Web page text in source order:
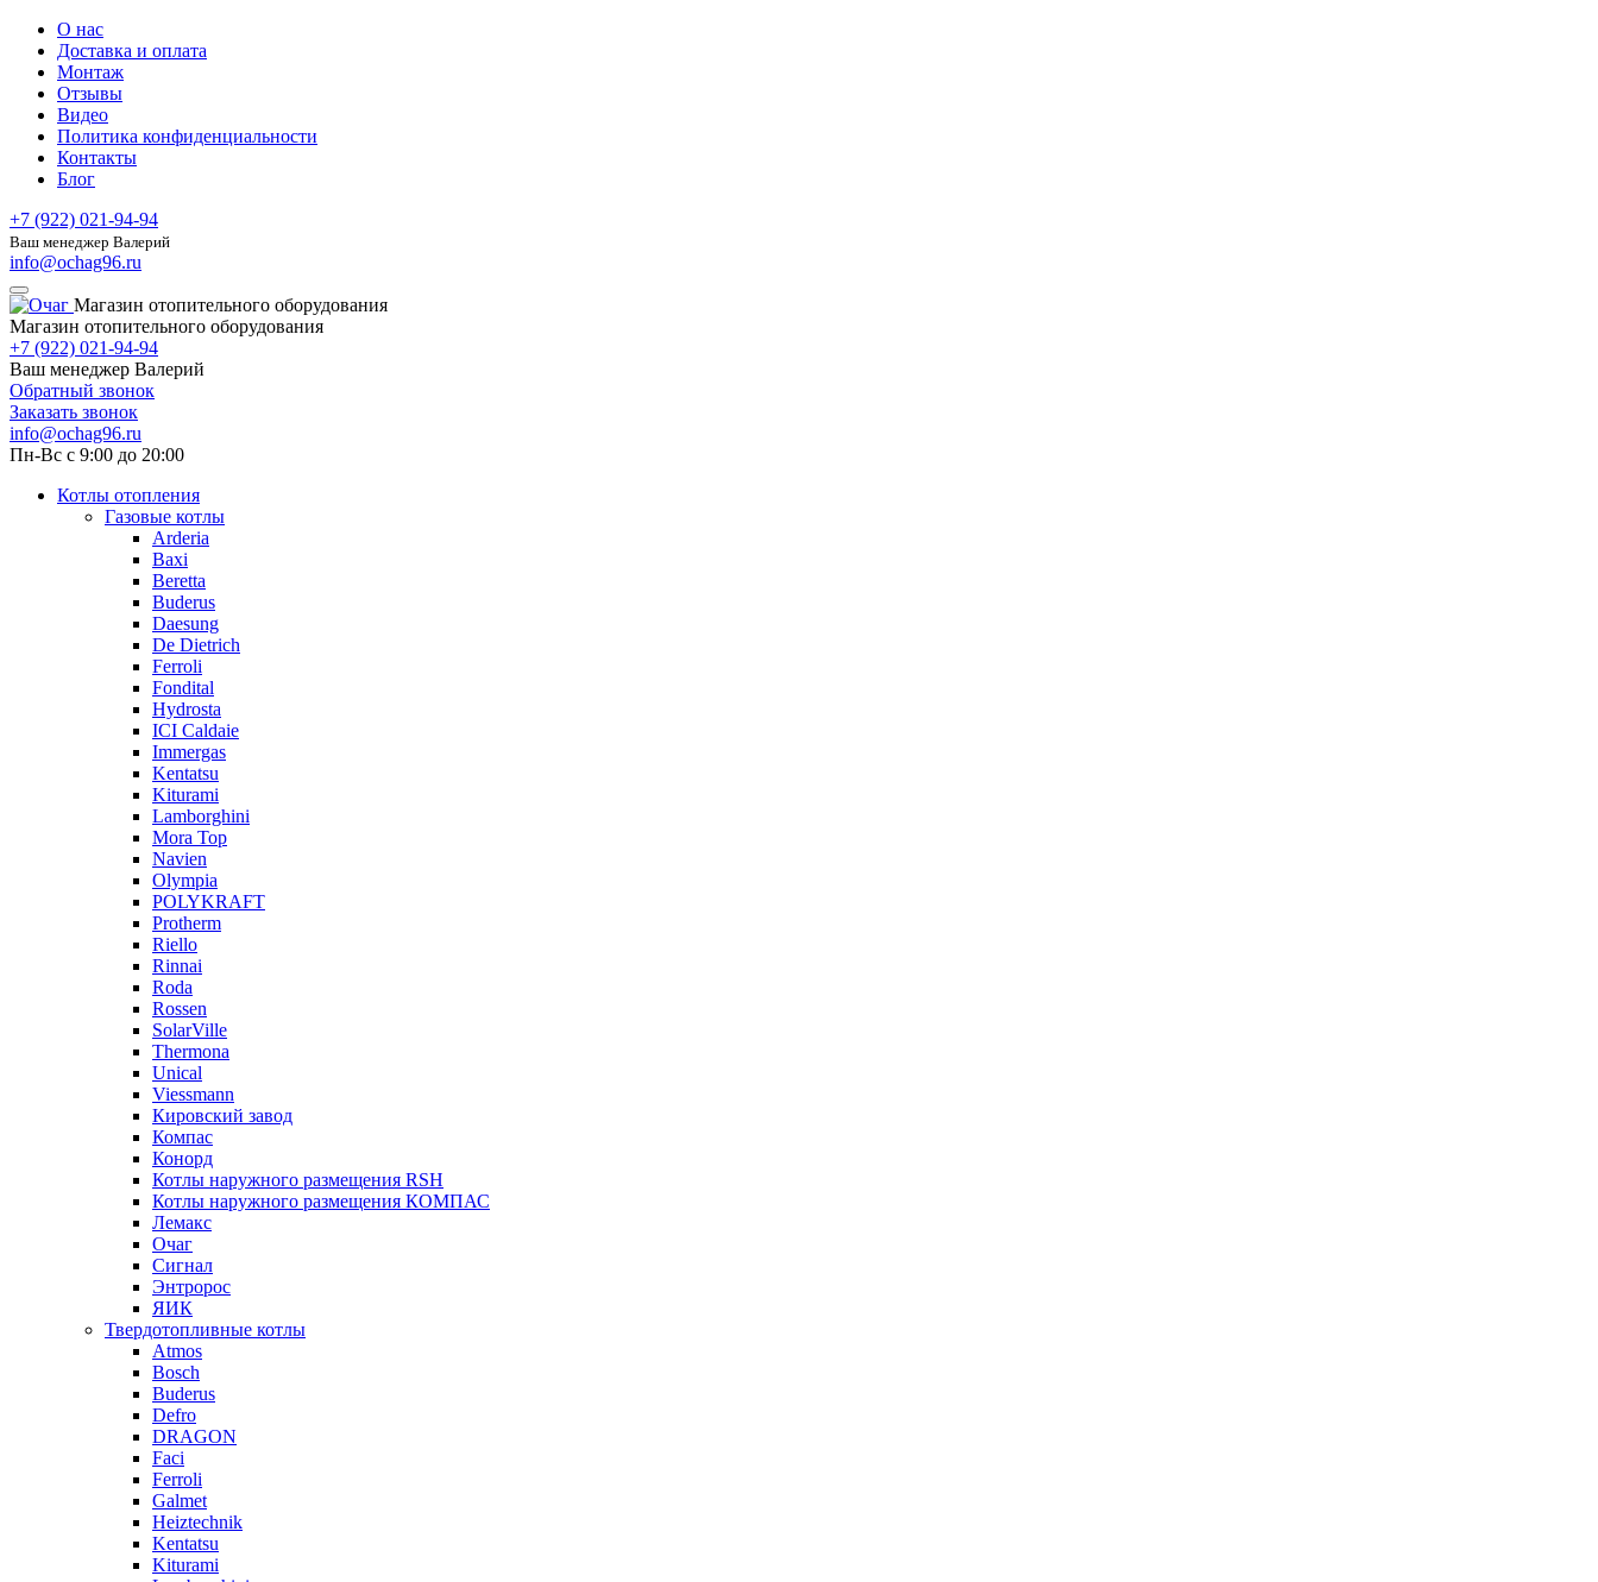
О нас
Доставка и оплата
Монтаж
Отзывы
Видео
Политика конфиденциальности
Контакты
Блог
+7 (922) 021-94-94
Ваш менеджер Валерий
info@ochag96.ru
Магазин отопительного оборудования
Магазин отопительного оборудования
+7 (922) 021-94-94
Ваш менеджер Валерий
Обратный звонок
Заказать звонок
info@ochag96.ru
Пн-Вс с 9:00 до 20:00
Котлы отопления
Газовые котлы
Arderia
Baxi
Beretta
Buderus
Daesung
De Dietrich
Ferroli
Fondital
Hydrosta
ICI Caldaie
Immergas
Kentatsu
Kiturami
Lamborghini
Mora Top
Navien
Olympia
POLYKRAFT
Protherm
Riello
Rinnai
Roda
Rossen
SolarVille
Thermona
Unical
Viessmann
Кировский завод
Компас
Конорд
Котлы наружного размещения RSH
Котлы наружного размещения КОМПАС
Лемакс
Очаг
Сигнал
Энтророс
ЯИК
Твердотопливные котлы
Atmos
Bosch
Buderus
Defro
DRAGON
Faci
Ferroli
Galmet
Heiztechnik
Kentatsu
Kiturami